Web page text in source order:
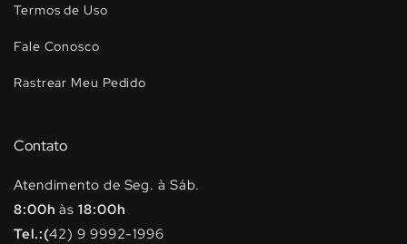
Termos de Uso
Fale Conosco
Rastrear Meu Pedido
Contato
Atendimento de Seg. à Sáb.
8:00h às18:00h
Tel.:(42) 9 9992-1996